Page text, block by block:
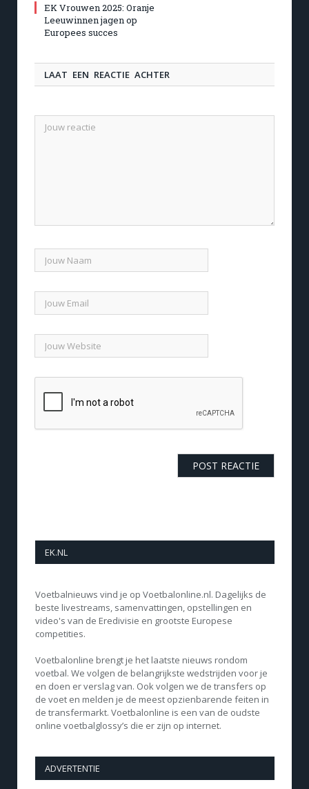
EK Vrouwen 2025: Oranje
Leeuwinnen jagen op
Europees succes
LAAT EEN REACTIE ACHTER
EK.NL
Voetbalnieuws vind je op Voetbalonline.nl. Dagelijks de
beste livestreams, samenvattingen, opstellingen en
video's van de Eredivisie en grootste Europese
competities.
Voetbalonline brengt je het laatste nieuws rondom
voetbal. We volgen de belangrijkste wedstrijden voor je
en doen er verslag van. Ook volgen we de transfers op
de voet en melden je de meest opzienbarende feiten in
de transfermarkt. Voetbalonline is een van de oudste
online voetbalglossy’s die er zijn op internet.
ADVERTENTIE